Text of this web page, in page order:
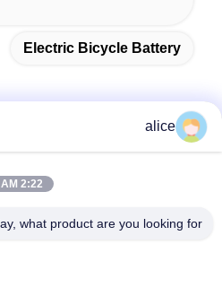
Electric Bicycle Battery
جاده پنجم فویوان، پارک صنعتی
alice
2:22 AM
what product are you looking for?